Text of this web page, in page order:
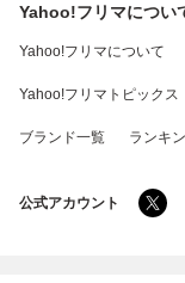
Yahoo!フリマについ
Yahoo!フリマについて
Yahoo!フリマトピックス
ブランド一覧 ランキ
公式アカウント